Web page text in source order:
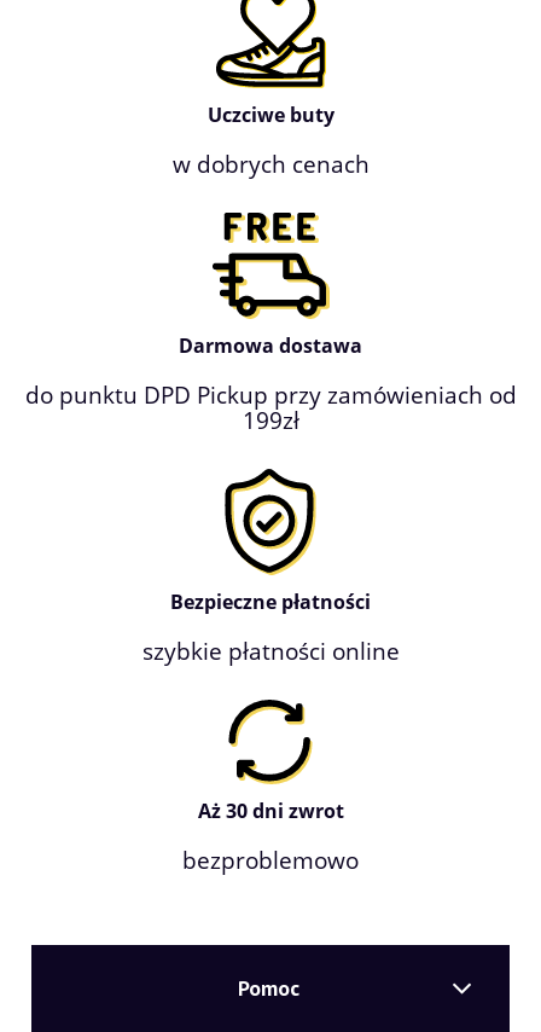
Uczciwe buty
w dobrych cenach
Darmowa dostawa
do punktu DPD Pickup przy zamówieniach od
199zł
Bezpieczne płatności
szybkie płatności online
Aż 30 dni zwrot
bezproblemowo
Pomoc